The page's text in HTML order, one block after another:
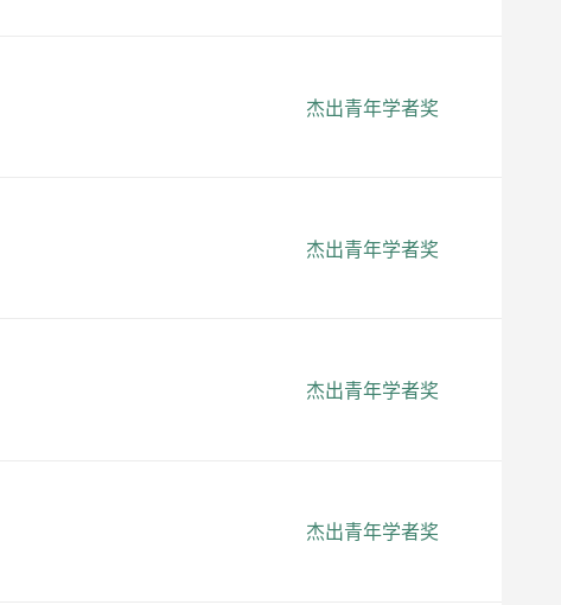
杰出青年学者奖
杰出青年学者奖
杰出青年学者奖
杰出青年学者奖